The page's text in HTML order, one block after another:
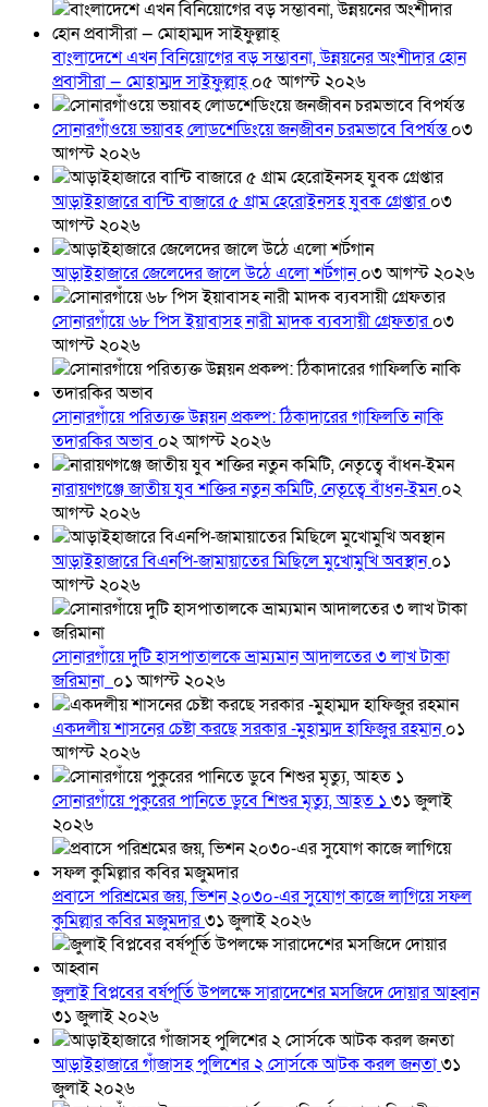
বাংলাদেশে এখন বিনিয়োগের বড় সম্ভাবনা, উন্নয়নের অংশীদার হোন
প্রবাসীরা — মোহাম্মদ সাইফুল্লাহ্০৫ আগস্ট ২০২৬
সোনারগাঁওয়ে ভয়াবহ লোডশেডিংয়ে জনজীবন চরমভাবে বিপর্যস্ত০৩
আগস্ট ২০২৬
আড়াইহাজারে বান্টি বাজারে ৫ গ্রাম হেরোইনসহ যুবক গ্রেপ্তার০৩
আগস্ট ২০২৬
আড়াইহাজারে জেলেদের জালে উঠে এলো শর্টগান০৩ আগস্ট ২০২৬
সোনারগাঁয়ে ৬৮ পিস ইয়াবাসহ নারী মাদক ব্যবসায়ী গ্রেফতার০৩
আগস্ট ২০২৬
সোনারগাঁয়ে পরিত্যক্ত উন্নয়ন প্রকল্প: ঠিকাদারের গাফিলতি নাকি
তদারকির অভাব ০২ আগস্ট ২০২৬
নারায়ণগঞ্জে জাতীয় যুব শক্তির নতুন কমিটি, নেতৃত্বে বাঁধন-ইমন০২
আগস্ট ২০২৬
আড়াইহাজারে বিএনপি-জামায়াতের মিছিলে মুখোমুখি অবস্থান০১
আগস্ট ২০২৬
সোনারগাঁয়ে দুটি হাসপাতালকে ভ্রাম্যমান আদালতের ৩ লাখ টাকা
জরিমানা ০১ আগস্ট ২০২৬
একদলীয় শাসনের চেষ্টা করছে সরকার -মুহাম্মদ হাফিজুর রহমান০১
আগস্ট ২০২৬
সোনারগাঁয়ে পুকুরের পানিতে ডুবে শিশুর মৃত্যু, আহত ১ ৩১ জুলাই
২০২৬
প্রবাসে পরিশ্রমের জয়, ভিশন ২০৩০-এর সুযোগ কাজে লাগিয়ে সফল
কুমিল্লার কবির মজুমদার৩১ জুলাই ২০২৬
জুলাই বিপ্লবের বর্ষপূর্তি উপলক্ষে সারাদেশের মসজিদে দোয়ার আহ্বান
৩১ জুলাই ২০২৬
আড়াইহাজারে গাঁজাসহ পুলিশের ২ সোর্সকে আটক করল জনতা৩১
জুলাই ২০২৬